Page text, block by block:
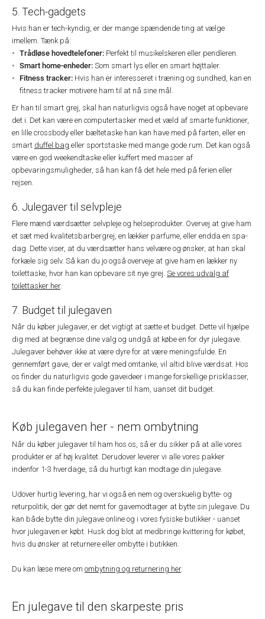
5. Tech-gadgets
Hvis han er tech-kyndig, er der mange spændende ting at vælge
imellem. Tænk på:
Trådløse hovedtelefoner: Perfekt til musikelskeren eller pendleren.
Smart home-enheder: Som smart lys eller en smart højttaler.
Fitness tracker: Hvis han er interesseret i træning og sundhed, kan en
fitness tracker motivere ham til at nå sine mål.
Er han til smart grej, skal han naturligvis også have noget at opbevare
det i. Det kan være en computertasker med et væld af smarte funktioner,
en lille crossbody eller bæltetaske han kan have med på farten, eller en
smart duffel bag eller sportstaske med mange gode rum. Det kan også
være en god weekendtaske eller kuffert med masser af
opbevaringsmuligheder, så han kan få det hele med på ferien eller
rejsen.
6. Julegaver til selvpleje
Flere mænd værdsætter selvpleje og helseprodukter. Overvej at give ham
et sæt med kvalitetsbarbergrej, en lækker parfume, eller endda en spa-
dag. Dette viser, at du værdsætter hans velvære og ønsker, at han skal
forkæle sig selv. Så kan du jo også overveje at give ham en lækker ny
toilettaske, hvor han kan opbevare sit nye grej. Se vores udvalg af
toilettasker her.
7. Budget til julegaven
Når du køber julegaver, er det vigtigt at sætte et budget. Dette vil hjælpe
dig med at begrænse dine valg og undgå at købe en for dyr julegave.
Julegaver behøver ikke at være dyre for at være meningsfulde. En
gennemført gave, der er valgt med omtanke, vil altid blive værdsat. Hos
os finder du naturligvis gode gaveideer i mange forskellige prisklasser,
så du kan finde perfekte julegaver til ham, uanset dit budget.
Køb julegaven her - nem ombytning
Når du køber julegaver til ham hos os, så er du sikker på at alle vores
produkter er af høj kvalitet. Derudover leverer vi alle vores pakker
indenfor 1-3 hverdage, så du hurtigt kan modtage din julegave.
Udover hurtig levering, har vi også en nem og overskuelig bytte- og
returpolitik, der gør det nemt for gavemodtager at bytte sin julegave. Du
kan både bytte din julegave online og i vores fysiske butikker - uanset
hvor julegaven er købt. Husk dog blot at medbringe kvittering for købet,
hvis du ønsker at returnere eller ombytte i butikken.
Du kan læse mere om ombytning og returnering her.
En julegave til den skarpeste pris